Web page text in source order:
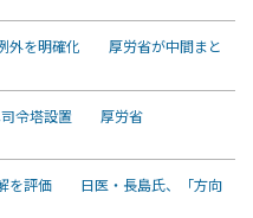
外を明確化 厚労省が中間まと
司令塔設置 厚労省
を評価 日医・長島氏、「方向